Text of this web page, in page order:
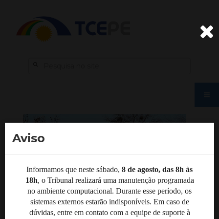
Aviso
Informamos que neste sábado, 8 de agosto, das 8h às
18h, o Tribunal realizará uma manutenção programada
no ambiente computacional. Durante esse período, os
sistemas externos estarão indisponíveis. Em caso de
dúvidas, entre em contato com a equipe de suporte à